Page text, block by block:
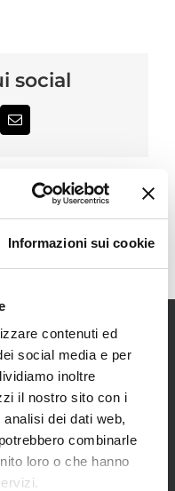
Informazioni sui cookie
contenuti ed
social media e per
inoltre
il nostro sito con i
dei dati web,
combinarle
loro o che hanno
social
Email